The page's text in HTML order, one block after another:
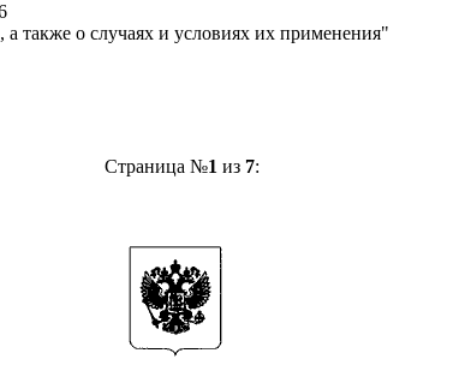
также о случаях и условиях их применения"
Страница №1 из 7: